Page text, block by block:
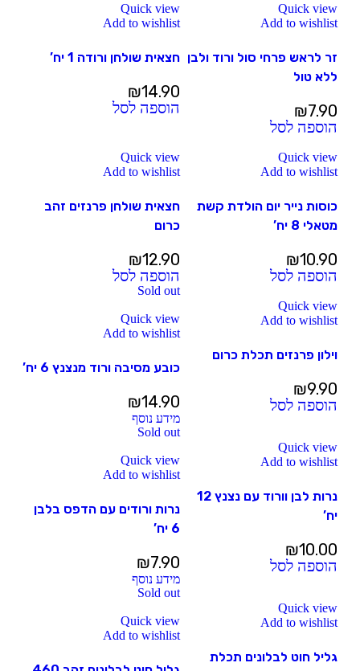
Quick view
Add to wishlist
זר לראש פרחי סול ורוד ולבן
ללא טול
₪7.90
הוספה לסל
Quick view
Add to wishlist
חצאית שולחן ורודה 1 יח’
₪14.90
הוספה לסל
Quick view
Add to wishlist
כוסות נייר יום הולדת קשת
מטאלי 8 יח’
₪10.90
הוספה לסל
Quick view
Add to wishlist
חצאית שולחן פרנזים זהב
כרום
₪12.90
הוספה לסל
Quick view
Add to wishlist
וילון פרנזים תכלת כרום
₪9.90
הוספה לסל
Sold out
Quick view
Add to wishlist
כובע מסיבה ורוד מנצנץ 6 יח’
₪14.90
מידע נוסף
Quick view
Add to wishlist
נרות לבן וורוד עם נצנץ 12
יח’
₪10.00
הוספה לסל
Sold out
Quick view
Add to wishlist
נרות ורודים עם הדפס בלבן
6 יח’
₪7.90
מידע נוסף
Quick view
Add to wishlist
גליל חוט לבלונים תכלת
Sold out
Quick view
Add to wishlist